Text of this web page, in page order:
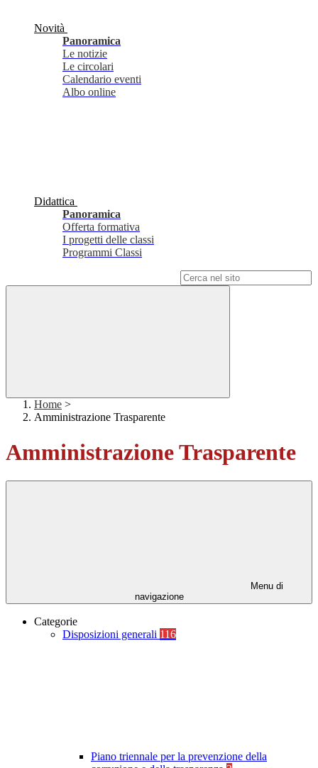
Novità
Panoramica
Le notizie
Le circolari
Calendario eventi
Albo online
Didattica
Panoramica
Offerta formativa
I progetti delle classi
Programmi Classi
Home >
Amministrazione Trasparente
Amministrazione Trasparente
Menu di
navigazione
Categorie
Disposizioni generali 116
Piano triennale per la prevenzione della